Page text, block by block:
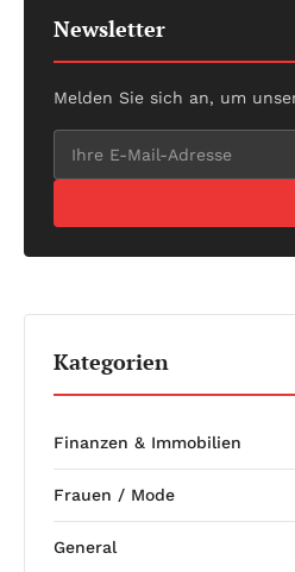
Newsletter
Melden Sie sich an, um
Kategorien
Finanzen & Immobilien
Frauen / Mode
General